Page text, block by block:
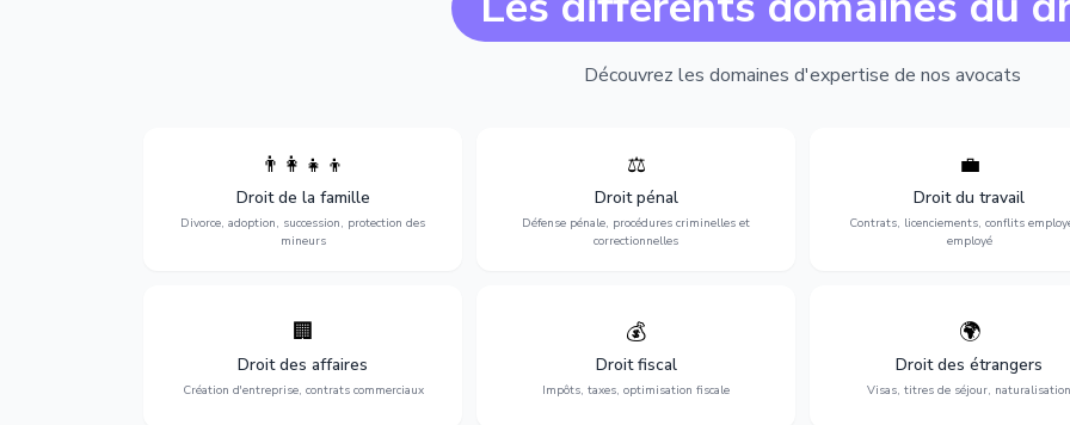
Découvrez les domaines d'expertise de nos avocats
👨‍👩‍👧‍👦
Droit de la famille
Divorce, adoption, succession, protection des
mineurs
succession et protection des personnes
vulnérables.
⚖️
Droit pénal
Défense pénale, procédures criminelles et
correctionnelles
Expertise en matière pénale, de
l'assistance en garde à vue jusqu'au
procès, pour toute affaire correctionnelle
ou criminelle.
💼
Droit du travail
Contrats, licenciements, conflits
employé
Protection de vos droits au
contrats, licenciements,
discrimination et conflits avec
l'employeur.
🏢
Droit des affaires
Création d'entreprise, contrats commerciaux
Accompagnement complet pour votre
entreprise : création, contrats
commerciaux, concurrence et litiges.
💰
Droit fiscal
Impôts, taxes, optimisation fiscale
Optimisation de votre situation fiscale :
déclarations, contentieux, contrôles
fiscaux et planification.
🌍
Droit des étrangers
Visas, titres de séjour, naturalisation
Obtention de vos droits de séjour :
cartes de séjour, regroupement
naturalisation.